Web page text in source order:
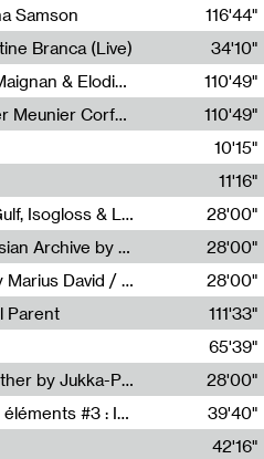
Samson
116'44"
Branca (Live)
34'10"
Écouter sans les yeux : Liza Maignan & Elodie Lecat
110'49"
Écouter sans les yeux : Esther Meunier Corfdyr
110'49"
10'15"
11'16"
Radia Show #1111 : Schisma Gulf, Isogloss & Lament For The Old Clock By Harvey Young / Resonance
28'00"
Radia Show #1110 : Freeze, Asian Archive by Avita Maheen / Radio Worm
28'00"
Radia Show #1109 : Funfair by Marius David / JET FM
28'00"
Parent
111'33"
Sarah Tritz,Elene Lapiashivili,Justin Marconnet,Mateo Cuche,Esther Lechevalier,Suzie Lecroart,Romance Castelet
65'39"
Radia Show #1108 : as or another by Jukka-Pekka Kervinen / Rádio Zero
28'00"
Sous le paysage - Habiter les éléments #3 : Interprétations, rituels et symboliques des éléments
39'40"
42'16"